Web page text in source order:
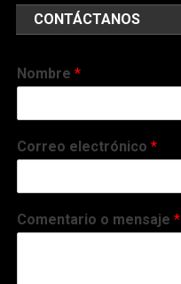
CONTÁCTANOS
Nombre*
Correo electrónico*
Comentario o mensaje*